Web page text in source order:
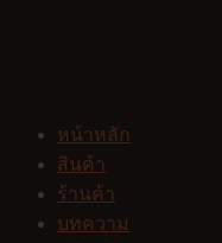
หน้าหลัก
สินค้า
ร้านค้า
บทความ